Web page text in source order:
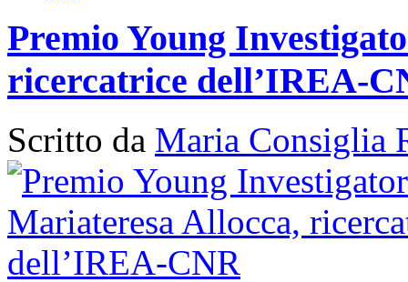
Premio Young
ricercatrice dell’IREA-
Scritto da Maria Consiglia